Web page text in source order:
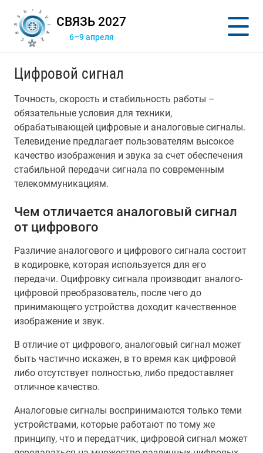
СВЯЗЬ 2027
6–9 апреля
Цифровой сигнал
Точность, скорость и стабильность работы –
обязательные условия для техники,
обрабатывающей цифровые и аналоговые сигналы.
Телевидение предлагает пользователям высокое
качество изображения и звука за счет обеспечения
стабильной передачи сигнала по современным
телекоммуникациям.
Чем отличается аналоговый сигнал
от цифрового
Различие аналогового и цифрового сигнала состоит
в кодировке, которая используется для его
передачи. Оцифровку сигнала производит аналого-
цифровой преобразователь, после чего до
принимающего устройства доходит качественное
изображение и звук.
В отличие от цифрового, аналоговый сигнал может
быть частично искажен, в то время как цифровой
либо отсутствует полностью, либо предоставляет
отличное качество.
Аналоговые сигналы воспринимаются только теми
устройствами, которые работают по тому же
принципу, что и передатчик, цифровой сигнал может